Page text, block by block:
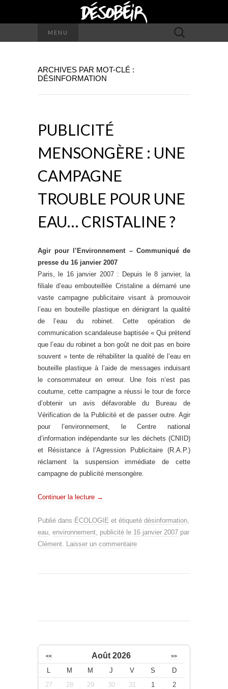
MENU Rechercher :
ARCHIVES PAR MOT-CLÉ :
DÉSINFORMATION
PUBLICITÉ
MENSONGÈRE : UNE
CAMPAGNE
TROUBLE POUR UNE
EAU… CRISTALINE ?
Agir pour l’Environnement – Communiqué de
presse du 16 janvier 2007
Paris, le 16 janvier 2007 : Depuis le 8 janvier, la
filiale d’eau embouteillée Cristaline a démarré une
vaste campagne publicitaire visant à promouvoir
l’eau en bouteille plastique en dénigrant la qualité
de l’eau du robinet. Cette opération de
communication scandaleuse baptisée « Qui prétend
que l’eau du robinet a bon goût ne doit pas en boire
souvent » tente de réhabiliter la qualité de l’eau en
bouteille plastique à l’aide de messages induisant
le consommateur en erreur. Une fois n’est pas
coutume, cette campagne a réussi le tour de force
d’obtenir un avis défavorable du Bureau de
Vérification de la Publicité et de passer outre. Agir
pour l’environnement, le Centre national
d’information indépendante sur les déchets (CNIID)
et Résistance à l’Agression Publicitaire (R.A.P.)
réclament la suspension immédiate de cette
campagne de publicité mensongère.
Continuer la lecture →
Publié dans ÉCOLOGIE et étiqueté désinformation
eau environnement publicité le 16 janvier 2007 par
Clément
Laisser un commentaire
<< Août 2026 >>
M M J V S
D
27
28 29 30 31 1
2